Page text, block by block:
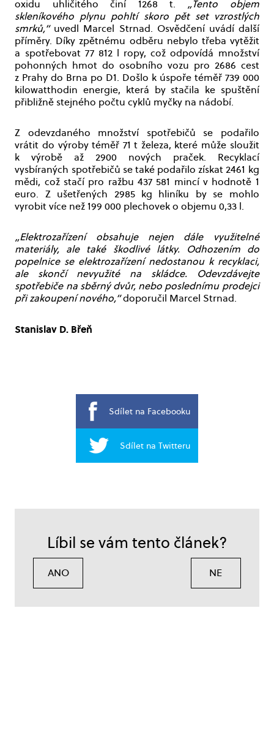
oxidu uhličitého činí 1268 t. „Tento objem
skleníkového plynu pohltí skoro pět set vzrostlých
smrků,“uvedl Marcel Strnad. Osvědčení uvádí další
příměry. Díky zpětnému odběru nebylo třeba vytěžit
a spotřebovat 77 812 l ropy, což odpovídá množství
pohonných hmot do osobního vozu pro 2686 cest
z Prahy do Brna po D1. Došlo k úspoře téměř 739 000
kilowatthodin energie, která by stačila ke spuštění
přibližně stejného počtu cyklů myčky na nádobí.
Z odevzdaného množství spotřebičů se podařilo
vrátit do výroby téměř 71 t železa, které může sloužit
k výrobě až 2900 nových praček. Recyklací
vysbíraných spotřebičů se také podařilo získat 2461 kg
mědi, což stačí pro ražbu 437 581 mincí v hodnotě 1
euro. Z ušetřených 2985 kg hliníku by se mohlo
vyrobit více než 199 000 plechovek o objemu 0,33 l.
„Elektrozařízení obsahuje nejen dále využitelné
materiály, ale také škodlivé látky. Odhozením do
popelnice se elektrozařízení nedostanou k recyklaci,
ale skončí nevyužité na skládce. Odevzdávejte
spotřebiče na sběrný dvůr, nebo poslednímu prodejci
při zakoupení nového,“doporučil Marcel Strnad.
Stanislav D. Břeň
Sdílet na Facebooku
Sdílet na Twitteru
Líbil se vám tento článek?
ANO NE